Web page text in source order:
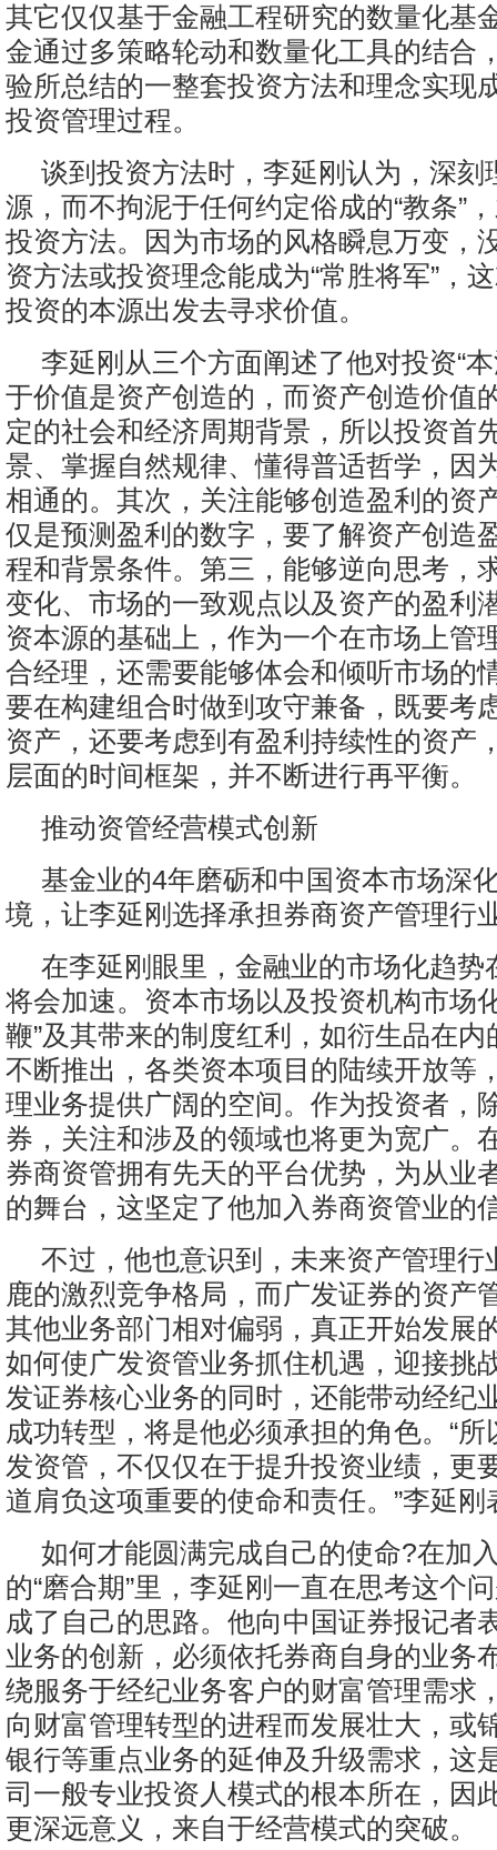
其它仅仅基于金融工程研究的数量化基
金通过多策略轮动和数量化工具的结合
验所总结的一整套投资方法和理念实现
投资管理过程。
谈到投资方法时，李延刚认为，深刻
源，而不拘泥于任何约定俗成的“教条”
投资方法。因为市场的风格瞬息万变，
资方法或投资理念能成为“常胜将军”，
投资的本源出发去寻求价值。
李延刚从三个方面阐述了他对投资“
于价值是资产创造的，而资产创造价值
定的社会和经济周期背景，所以投资首
景、掌握自然规律、懂得普适哲学，因
相通的。其次，关注能够创造盈利的资
仅是预测盈利的数字，要了解资产创造
程和背景条件。第三，能够逆向思考，
变化、市场的一致观点以及资产的盈利
资本源的基础上，作为一个在市场上管
合经理，还需要能够体会和倾听市场的
要在构建组合时做到攻守兼备，既要考
资产，还要考虑到有盈利持续性的资产
层面的时间框架，并不断进行再平衡。
推动资管经营模式创新
基金业的4年磨砺和中国资本市场深
境，让李延刚选择承担券商资产管理行
在李延刚眼里，金融业的市场化趋势
将会加速。资本市场以及投资机构市场
鞭”及其带来的制度红利，如衍生品在
不断推出，各类资本项目的陆续开放等
理业务提供广阔的空间。作为投资者，
券，关注和涉及的领域也将更为宽广。
券商资管拥有先天的平台优势，为从业
的舞台，这坚定了他加入券商资管业的
不过，他也意识到，未来资产管理行
鹿的激烈竞争格局，而广发证券的资产
其他业务部门相对偏弱，真正开始发展
如何使广发资管业务抓住机遇，迎接挑
发证券核心业务的同时，还能带动经纪
成功转型，将是他必须承担的角色。“
发资管，不仅仅在于提升投资业绩，更
道肩负这项重要的使命和责任。”李延刚
如何才能圆满完成自己的使命?在加
的“磨合期”里，李延刚一直在思考这个
成了自己的思路。他向中国证券报记者
业务的创新，必须依托券商自身的业务
绕服务于经纪业务客户的财富管理需求
向财富管理转型的进程而发展壮大，或
银行等重点业务的延伸及升级需求，这
司一般专业投资人模式的根本所在，因
更深远意义，来自于经营模式的突破。